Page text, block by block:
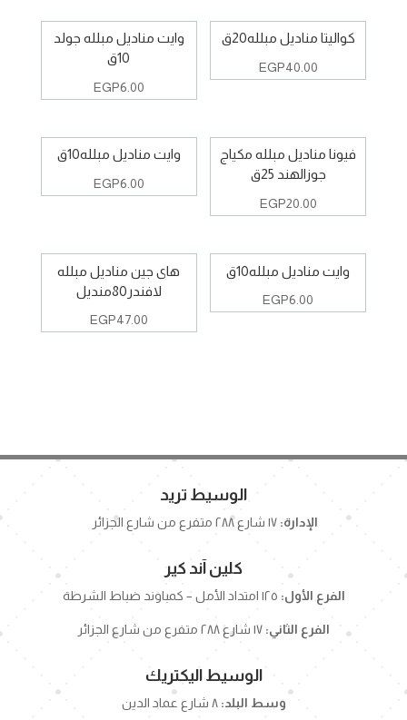
كواليتا مناديل مبلله20ق
EGP40.00
وايت مناديل مبلله جولد
10ق
EGP6.00
فيونا مناديل مبلله مكياج
جوزالهند 25ق
EGP20.00
وايت مناديل مبلله10ق
EGP6.00
وايت مناديل مبلله10ق
EGP6.00
هاى جين مناديل مبلله
لافندر80منديل
EGP47.00
الوسيط تريد
الإدارة:
كلين آند كير
الفرع الأول:
الفرع الثاني:
الوسيط اليكتريك
وسط البلد: ٨ شارع عماد الدين